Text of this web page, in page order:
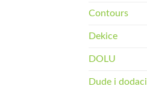
Contours
Dekice
DOLU
Dude i dodaci